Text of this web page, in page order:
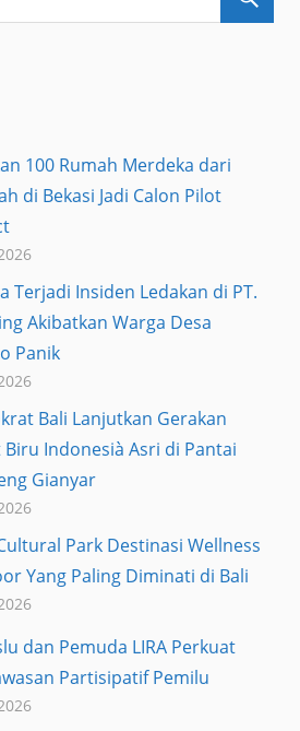
100 Rumah Merdeka dari
di Bekasi Jadi Calon Pilot
Terjadi Insiden Ledakan di PT.
Akibatkan Warga Desa
Panik
Bali Lanjutkan Gerakan
Biru Indonesià Asri di Pantai
Gianyar
Park Destinasi Wellness
Yang Paling Diminati di Bali
dan Pemuda LIRA Perkuat
Partisipatif Pemilu